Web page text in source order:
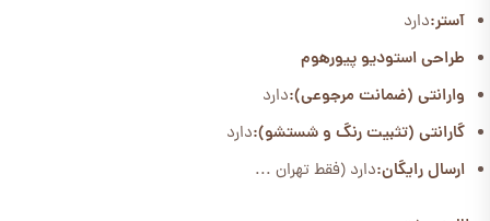
آستر:دارد
طراحی استودیو پیورهوم
وارانتی (ضمانت مرجوعی):دارد
گارانتی (تثبیت رنگ و شستشو):دارد
ارسال رایگان:دارد (فقط تهران ...